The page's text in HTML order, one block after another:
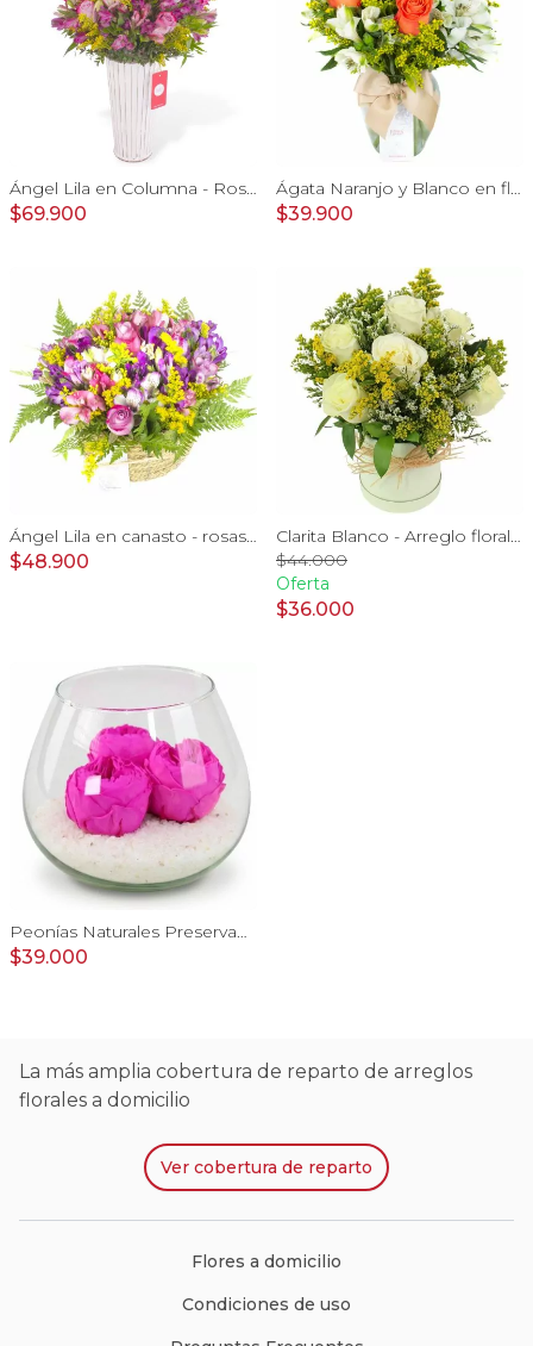
Ángel Lila en Columna - Rosas lilas y astromelias
$69.900
Ágata Naranjo y Blanco en florero - rosas, astromelias
$39.900
Ángel Lila en canasto - rosas lila y astromelias
$48.900
Clarita Blanco - Arreglo floral en sombrerero con rosas blanco, limonium y vara de oro
$44.000
Oferta
$36.000
Peonías Naturales Preservadas - tres peonías fucsia
$39.000
La más amplia cobertura de reparto de arreglos
florales a domicilio
Ver cobertura de reparto
Flores a domicilio
Condiciones de uso